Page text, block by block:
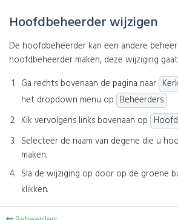
Hoofdbeheerder wijzigen
De hoofdbeheerder kan een andere
hoofdbeheerder maken, deze wijziging
Ga rechts bovenaan de pagina naar
het dropdown menu op Beheerders
Kik vervolgens links bovenaan op
Selecteer de naam van degene die u
maken.
Sla de wijziging op door op de groene
klikken.